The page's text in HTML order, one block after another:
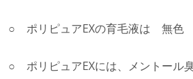
○ ポリピュアEXの育毛液は 無色
○ ポリピュアEXには、メントール